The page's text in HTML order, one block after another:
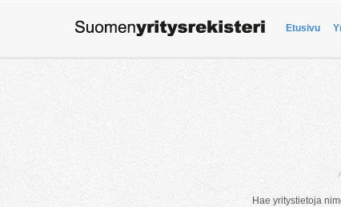
Etusivu
Hae yritystietoja